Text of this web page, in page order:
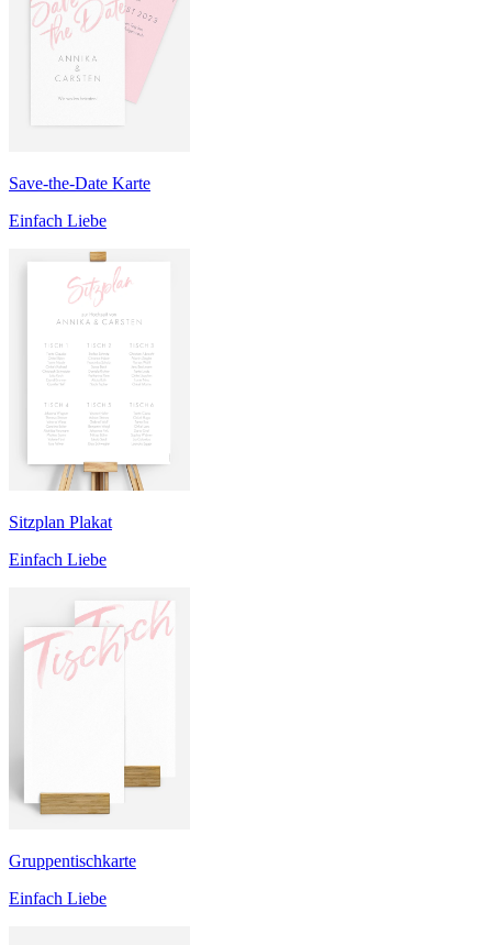
Save-the-Date Karte
Einfach Liebe
Sitzplan Plakat
Einfach Liebe
Gruppentischkarte
Einfach Liebe